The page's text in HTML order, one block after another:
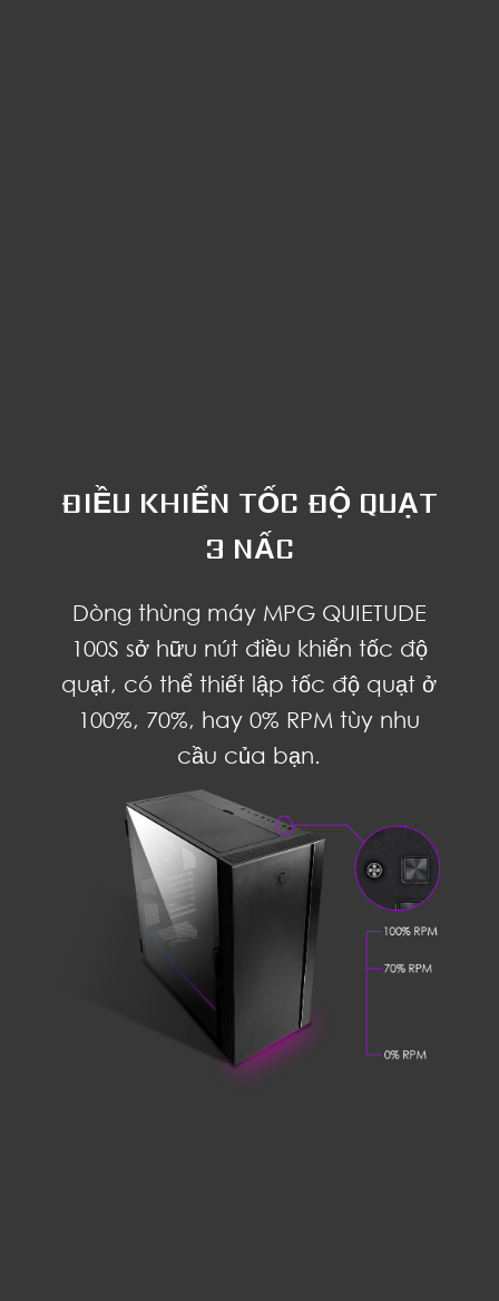
ĐIỀU KHIỂN TỐC ĐỘ QUẠT
3 NẤC
Dòng thùng máy MPG QUIETUDE
100S sở hữu nút điều khiển tốc độ
quạt, có thể thiết lập tốc độ quạt ở
100%, 70%, hay 0% RPM tùy nhu
cầu của bạn.